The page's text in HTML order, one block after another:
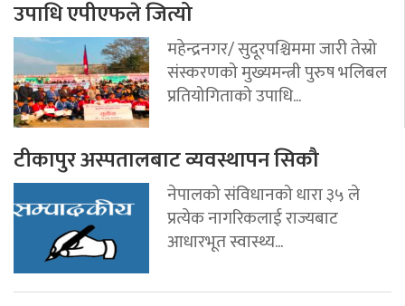
उपाधि एपीएफले जित्यो
महेन्द्रनगर/ सुदूरपश्चिममा जारी तेस्रो
संस्करणको मुख्यमन्त्री पुरुष भलिबल
प्रतियोगिताको उपाधि...
टीकापुर अस्पतालबाट व्यवस्थापन सिकौ
नेपालको संविधानको धारा ३५ ले
प्रत्येक नागरिकलाई राज्यबाट
आधारभूत स्वास्थ्य...